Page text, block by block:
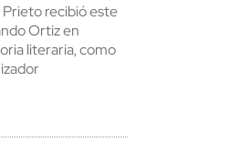
recibió este
Ortiz en
literaria, como